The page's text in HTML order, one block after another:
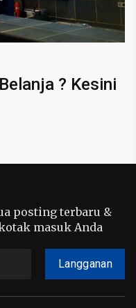
? Kesini
posting terbaru &
masuk Anda
Langganan